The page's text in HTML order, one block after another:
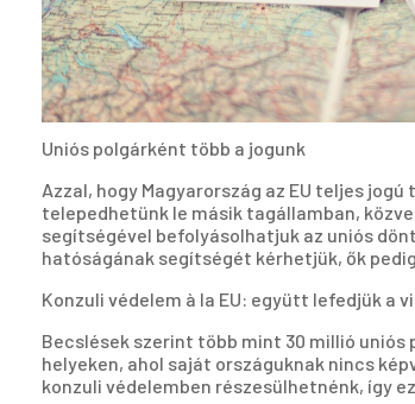
Uniós polgárként több a jogunk
Azzal, hogy Magyarország az EU teljes
telepedhetünk le másik tagállamban,
segítségével befolyásolhatjuk az uniós
hatóságának segítségét kérhetjük, ők
Konzuli védelem à la EU: együtt lefedjük a
Becslések szerint több mint 30 millió uniós
helyeken, ahol saját országuknak nincs
konzuli védelemben részesülhetnénk, így